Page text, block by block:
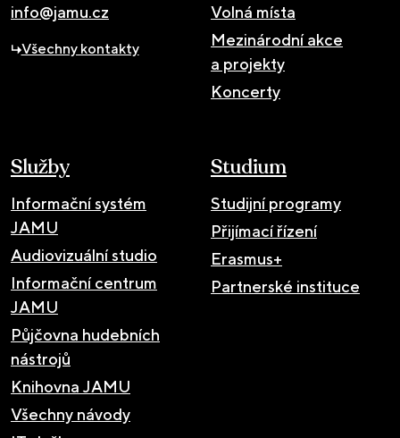
info@jamu.cz
Všechny kontakty
Volná místa
Mezinárodní akce
a projekty
Koncerty
Služby
Informační systém
JAMU
Audiovizuální studio
Informační centrum
JAMU
Půjčovna hudebních
nástrojů
Knihovna JAMU
Všechny návody
Studium
Studijní programy
Přijímací řízení
Erasmus+
Partnerské instituce